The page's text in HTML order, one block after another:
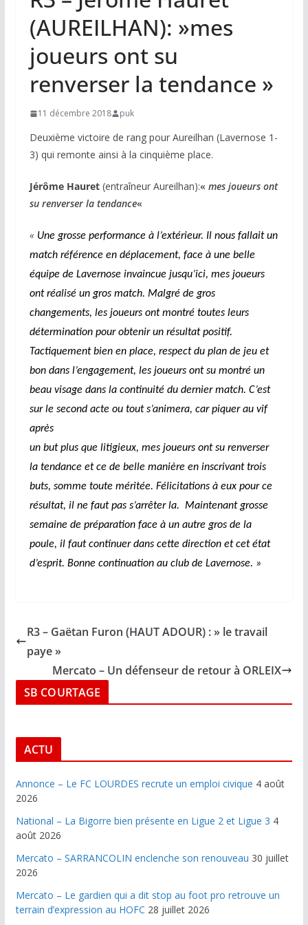
(AUREILHAN): »mes
joueurs ont su
renverser la tendance »
11 décembre 2018 puk
Deuxième victoire de rang pour Aureilhan (Lavernose 1-
3) qui remonte ainsi à la cinquième place.
Jérôme Hauret(entraîneur Aureilhan):« mes joueurs ont
su renverser la tendance«
« Une grosse performance à l’extérieur. Il nous fallait un
match référence en déplacement, face à une belle
équipe de Lavernose invaincue jusqu’ici, mes joueurs
ont réalisé un gros match. Malgré de gros
changements, les joueurs ont montré toutes leurs
détermination pour obtenir un résultat positif.
Tactiquement bien en place, respect du plan de jeu et
bon dans l’engagement, les joueurs ont su montré un
beau visage dans la continuité du dernier match. C’est
sur le second acte ou tout s’animera, car piquer au vif
après
un but plus que litigieux, mes joueurs ont su renverser
la tendance et ce de belle manière en inscrivant trois
buts, somme toute méritée. Félicitations à eux pour ce
résultat, il ne faut pas s’arrêter la. Maintenant grosse
semaine de préparation face à un autre gros de la
poule, il faut continuer dans cette direction et cet état
d’esprit. Bonne continuation au club de Lavernose. »
R3 – Gaëtan Furon (HAUT ADOUR) : » le travail
paye »
Mercato – Un défenseur de retour à ORLEIX
SB COURTAGE
ACTU
Annonce – Le FC LOURDES recrute un emploi civique 4 août
2026
National – La Bigorre bien présente en Ligue 2 et Ligue 3 4
août 2026
Mercato – SARRANCOLIN enclenche son renouveau 30 juillet
2026
Mercato – Le gardien qui a dit stop au foot pro retrouve un
terrain d’expression au HOFC 28 juillet 2026